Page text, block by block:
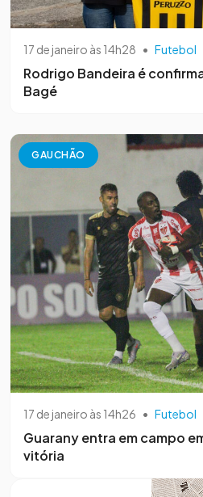
17 de janeiro às 14h28 • Futebol
Rodrigo Bandeira é
Bagé
GAUCHÃO
17 de janeiro às 14h26 • Futebol
Guarany entra em campo
vitória